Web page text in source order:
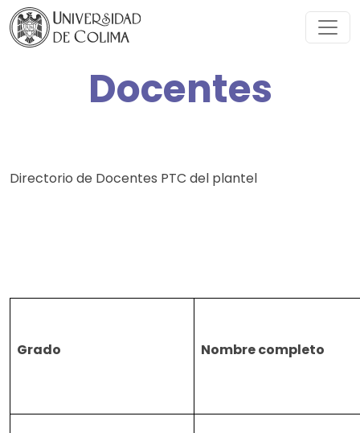
Docentes
Directorio de Docentes PTC del plantel
Grado Nombre completo